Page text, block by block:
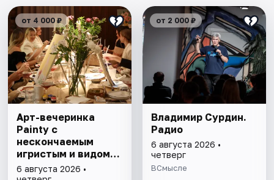
от 4 000 ₽
Арт-вечеринка
Painty с
нескончаемым
игристым и видом
на Театр им. Андрея
6 августа 2026 •
от 2 000 ₽
Владимир Сурдин.
Радио
6 августа 2026 •
четверг
ВСмысле